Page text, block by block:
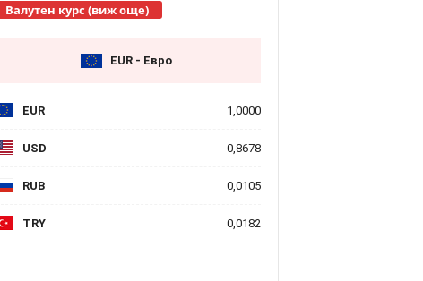
Валутен курс (виж още)
EUR - Евро
EUR 1,0000
USD 0,8678
RUB 0,0105
TRY 0,0182